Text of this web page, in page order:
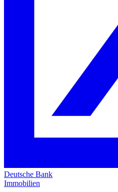
Deutsche Bank
Immobilien